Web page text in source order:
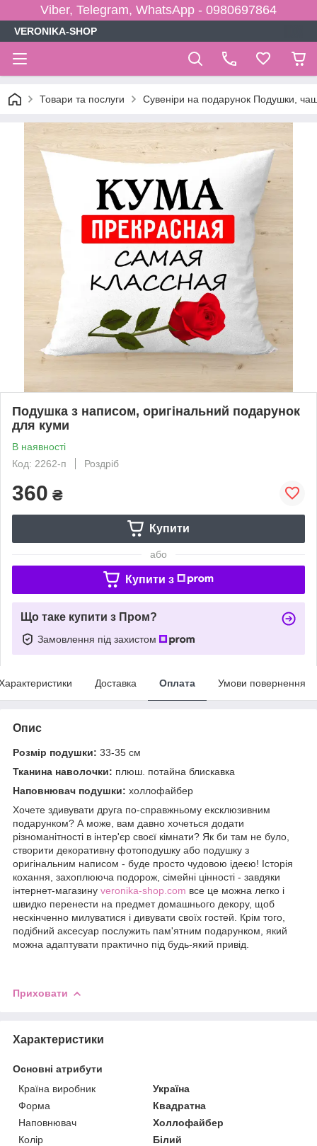
Viber, Telegram, WhatsApp - 0980697864
VERONIKA-SHOP
Товари та послуги Сувеніри на подарунок Подушки,
Подушка з написом, оригінальний подарунок
для куми
В наявності
Код: 2262-п
Роздріб
360 ₴
Купити
або
Купити з
Що таке купити з Пром?
Замовлення під захистом
Доставка Оплата Умови повернення
Опис
Розмір подушки: 33-35 см
Тканина наволочки: плюш. потайна блискавка
Наповнювач подушки: холлофайбер
Хочете здивувати друга по-справжньому ексклюзивним
подарунком? А може, вам давно хочеться додати
різноманітності в інтер'єр своєї кімнати? Як би там не було,
створити декоративну фотоподушку або подушку з
оригінальним написом - буде просто чудовою ідеєю! Історія
кохання, захоплююча подорож, сімейні цінності - завдяки
інтернет-магазину veronika-shop.com все це можна легко і
швидко перенести на предмет домашнього декору, щоб
нескінченно милуватися і дивувати своїх гостей. Крім того,
подібний аксесуар послужить пам'ятним подарунком, який
можна адаптувати практично під будь-який привід.
Приховати
Характеристики
Основні атрибути
Країна виробник
Україна
Форма
Квадратна
Наповнювач
Холлофайбер
Колір
Білий